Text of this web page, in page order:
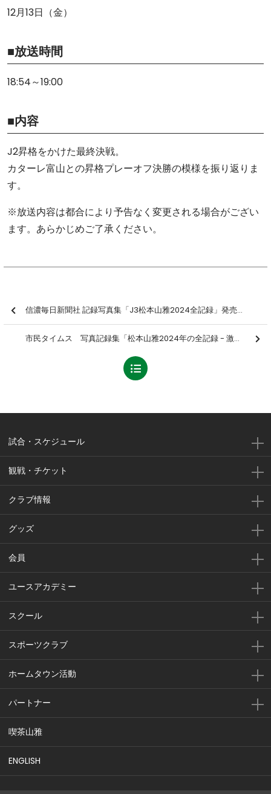
12月13日（金）
■放送時間
18:54～19:00
■内容
J2昇格をかけた最終決戦。
カターレ富山との昇格プレーオフ決勝の模様を振り返りま
す。
※放送内容は都合により予告なく変更される場合がござい
ます。あらかじめご了承ください。
信濃毎日新聞社 記録写真集「J3松本山雅2024全記録」発売のお知らせ
市民タイムス 写真記録集「松本山雅2024年の全記録 ­- 激闘のJ３」発売のお知らせ
試合・スケジュール
観戦・チケット
クラブ情報
グッズ
会員
ユースアカデミー
スクール
スポーツクラブ
ホームタウン活動
パートナー
喫茶山雅
ENGLISH